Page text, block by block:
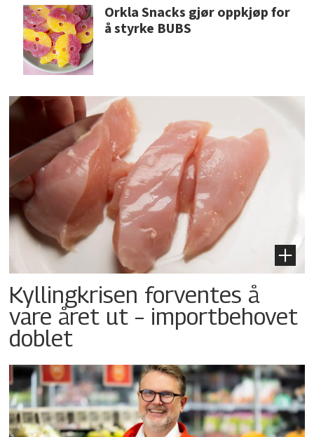
Orkla Snacks gjør oppkjøp for
å styrke BUBS
Kyllingkrisen forventes å
vare året ut – importbehovet
doblet